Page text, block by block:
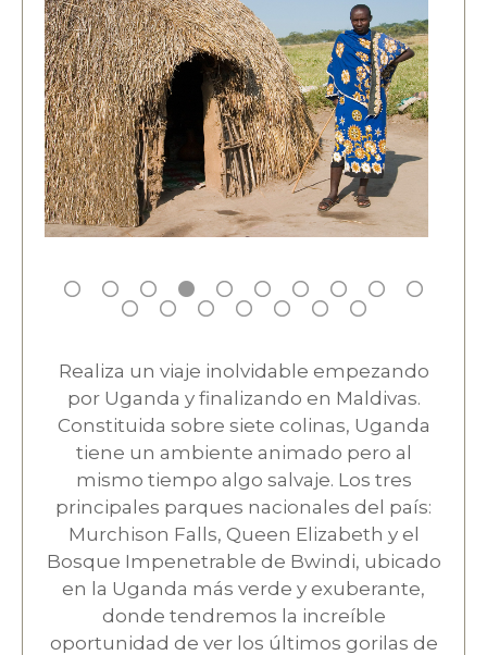
Realiza un viaje inolvidable empezando
por Uganda y finalizando en Maldivas.
Constituida sobre siete colinas, Uganda
tiene un ambiente animado pero al
mismo tiempo algo salvaje. Los tres
principales parques nacionales del país:
Murchison Falls, Queen Elizabeth y el
Bosque Impenetrable de Bwindi, ubicado
en la Uganda más verde y exuberante,
donde tendremos la increíble
oportunidad de ver los últimos gorilas de